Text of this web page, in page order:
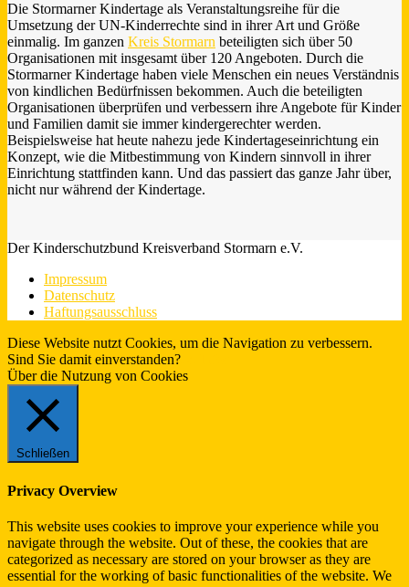
Die Stormarner Kindertage als Veranstaltungsreihe für die
Umsetzung der UN-Kinderrechte sind in ihrer Art und Größe
einmalig. Im ganzen Kreis Stormarn beteiligten sich über 50
Organisationen mit insgesamt über 120 Angeboten. Durch die
Stormarner Kindertage haben viele Menschen ein neues Verständnis
von kindlichen Bedürfnissen bekommen. Auch die beteiligten
Organisationen überprüfen und verbessern ihre Angebote für Kinder
und Familien damit sie immer kindergerechter werden.
Beispielsweise hat heute nahezu jede Kindertageseinrichtung ein
Konzept, wie die Mitbestimmung von Kindern sinnvoll in ihrer
Einrichtung stattfinden kann. Und das passiert das ganze Jahr über,
nicht nur während der Kindertage.
Der Kinderschutzbund Kreisverband Stormarn e.V.
Impressum
Datenschutz
Haftungsausschluss
Diese Website nutzt Cookies, um die Navigation zu verbessern.
Sind Sie damit einverstanden?
Über die Nutzung von Cookies
Schließen
Privacy Overview
This website uses cookies to improve your experience while you
navigate through the website. Out of these, the cookies that are
categorized as necessary are stored on your browser as they are
essential for the working of basic functionalities of the website. We